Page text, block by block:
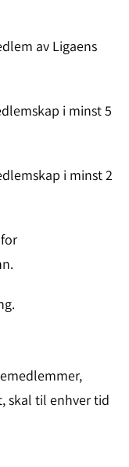
av Ligaens
i minst 5
i minst 2
skal til enhver tid